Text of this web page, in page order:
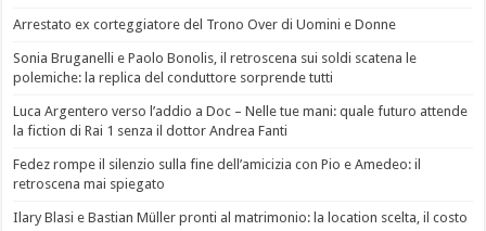
Arrestato ex corteggiatore del Trono Over di Uomini e Donne
Sonia Bruganelli e Paolo Bonolis, il retroscena sui soldi scatena le
polemiche: la replica del conduttore sorprende tutti
Luca Argentero verso l’addio a Doc – Nelle tue mani: quale futuro attende
la fiction di Rai 1 senza il dottor Andrea Fanti
Fedez rompe il silenzio sulla fine dell’amicizia con Pio e Amedeo: il
retroscena mai spiegato
Ilary Blasi e Bastian Müller pronti al matrimonio: la location scelta, il costo